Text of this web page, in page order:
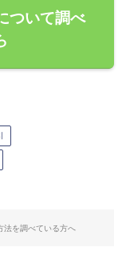
ついて調べ
法を調べている方へ